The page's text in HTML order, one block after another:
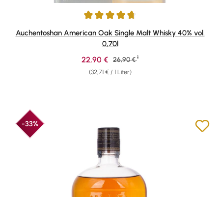
Durchschnittliche Bewertung von 4.65 von 5 Sternen
Auchentoshan American Oak Single Malt Whisky 40% vol.
0,70l
(32,71 € / 1 Liter)
Verkaufspreis:
22,90 € Regulärer Preis:
26,90 € 1
-33%